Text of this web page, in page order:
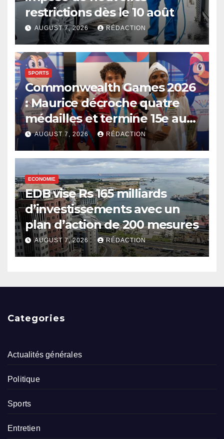
restrictions dès le 10 août
AUGUST 7, 2026 RÉDACTION
SPORTS
Commonwealth Games 2026
: Maurice décroche quatre
médailles et termine 15e au
classement
AUGUST 7, 2026 RÉDACTION
ECONOMIE
EDB vise Rs 165 milliards
d’investissements avec un
plan d’action de 200 mesures
AUGUST 7, 2026 RÉDACTION
Categories
Actualités générales
Politique
Sports
Entretien